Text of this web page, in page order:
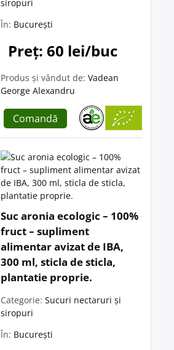
siropuri
În: București
Preț: 60 lei/buc
Produs și vândut de: Vadean
George Alexandru
Comandă
Suc aronia ecologic – 100%
fruct – supliment
alimentar avizat de IBA,
300 ml, sticla de sticla,
plantatie proprie.
Categorie: Sucuri nectaruri și
siropuri
În: București